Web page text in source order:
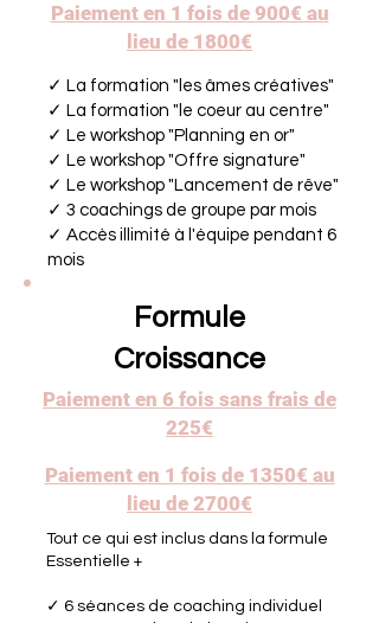
Paiement en 1 fois de 900€ au
lieu de 1800€
✓ La formation "les âmes créatives"
✓ La formation "le coeur au centre"
✓ Le workshop "Planning en or"
✓ Le workshop "Offre signature"
✓ Le workshop "Lancement de rêve"
✓ 3 coachings de groupe par mois
✓ Accès illimité à l'équipe pendant 6
mois
Formule
Croissance
Paiement en 6 fois sans frais de
225€
Paiement en 1 fois de 1350€ au
lieu de 2700€
Tout ce qui est inclus dans la formule
Essentielle +
✓ 6 séances de coaching individuel